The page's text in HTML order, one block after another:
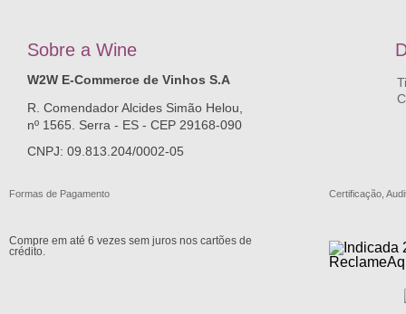
Sobre a Wine
W2W E-Commerce de Vinhos S.A
R. Comendador Alcides Simão Helou,
nº 1565. Serra - ES - CEP 29168-090
CNPJ: 09.813.204/0002-05
Formas de Pagamento
Compre em até 6 vezes sem juros nos cartões de
crédito.
Certificação,